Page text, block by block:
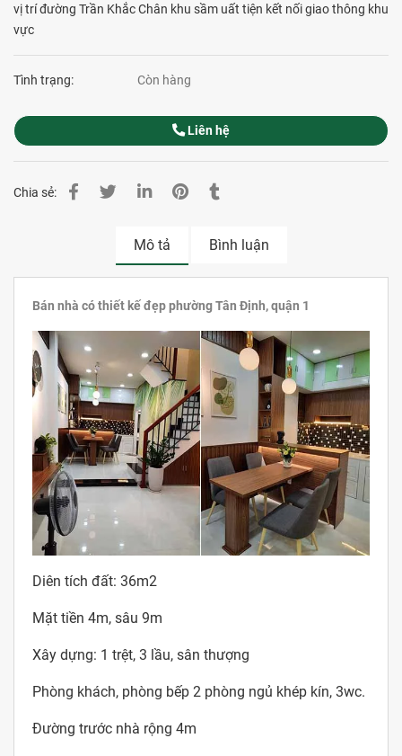
vị trí đường Trần Khắc Chân khu sầm uất tiện kết nối giao thông khu
vực
Tình trạng: Còn hàng
Liên hệ
Chia sẻ:
Mô tả Bình luận
Bán nhà có thiết kế đẹp phường Tân Định, quận 1
Diên tích đất: 36m2
Mặt tiền 4m, sâu 9m
Xây dựng: 1 trệt, 3 lầu, sân thượng
Phòng khách, phòng bếp 2 phòng ngủ khép kín, 3wc.
Đường trước nhà rộng 4m